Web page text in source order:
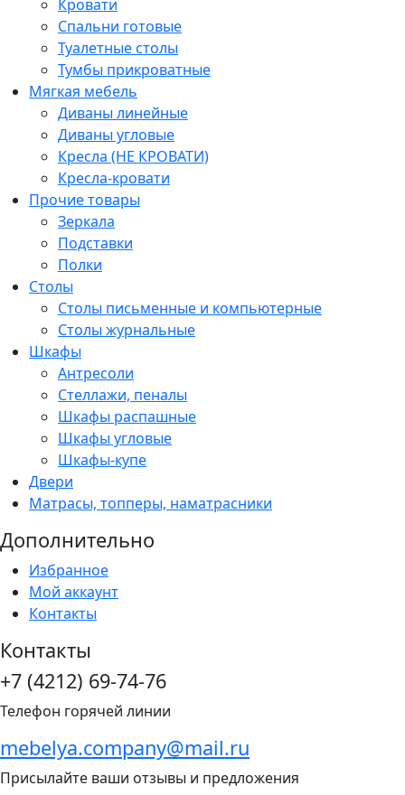
Кровати
Спальни готовые
Туалетные столы
Тумбы прикроватные
Мягкая мебель
Диваны линейные
Диваны угловые
Кресла (НЕ КРОВАТИ)
Кресла-кровати
Прочие товары
Зеркала
Подставки
Полки
Столы
Столы письменные и компьютерные
Столы журнальные
Шкафы
Антресоли
Стеллажи, пеналы
Шкафы распашные
Шкафы угловые
Шкафы-купе
Двери
Матрасы, топперы, наматрасники
Дополнительно
Избранное
Мой аккаунт
Контакты
Контакты
+7 (4212) 69-74-76
Телефон горячей линии
mebelya.company@mail.ru
Присылайте ваши отзывы и предложения